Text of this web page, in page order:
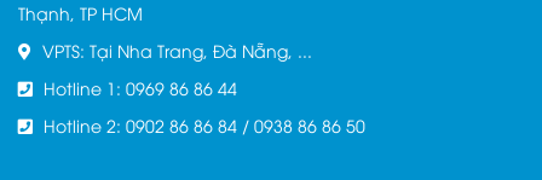
Thạnh, TP HCM
VPTS: Tại Nha Trang, Đà Nẵng, ...
Hotline 1: 0969 86 86 44
Hotline 2: 0902 86 86 84 / 0938 86 86 50